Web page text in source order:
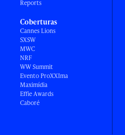
Reports
Coberturas
Cannes Lions
SXSW
MWC
NRF
WW Summit
Evento ProXXIma
Maximídia
Effie Awards
Caboré